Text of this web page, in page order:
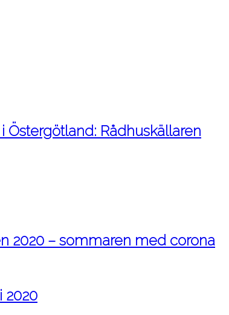
Östergötland: Rådhuskällaren
2020 – sommaren med corona
2020